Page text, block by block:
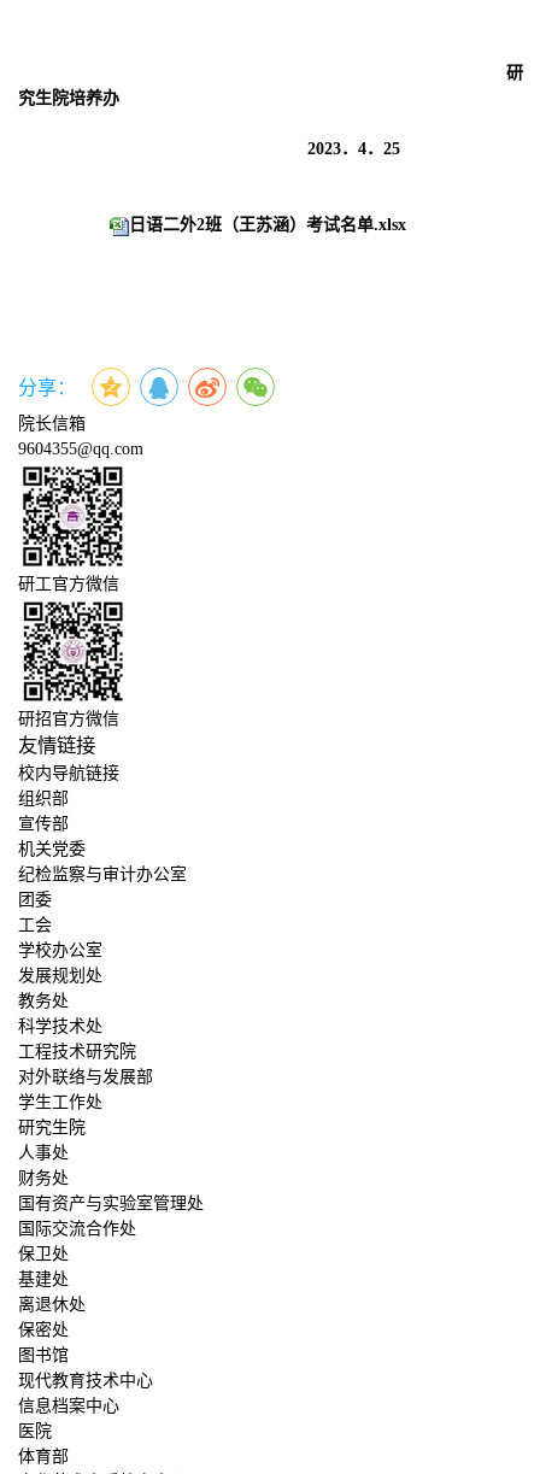
研
究生院培养办
2023． 4． 25
日语二外2班（王苏涵）考试名单.xlsx
分享：
院长信箱
9604355@qq.com
研工官方微信
研招官方微信
友情链接
校内导航链接
组织部
宣传部
机关党委
纪检监察与审计办公室
团委
工会
学校办公室
发展规划处
教务处
科学技术处
工程技术研究院
对外联络与发展部
学生工作处
研究生院
人事处
财务处
国有资产与实验室管理处
国际交流合作处
保卫处
基建处
离退休处
保密处
图书馆
现代教育技术中心
信息档案中心
医院
体育部